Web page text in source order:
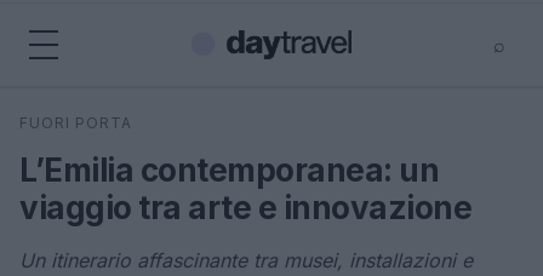
⌕
Cerca
FUORI PORTA
L’Emilia contemporanea: un
viaggio tra arte e innovazione
Un itinerario affascinante tra musei, installazioni e